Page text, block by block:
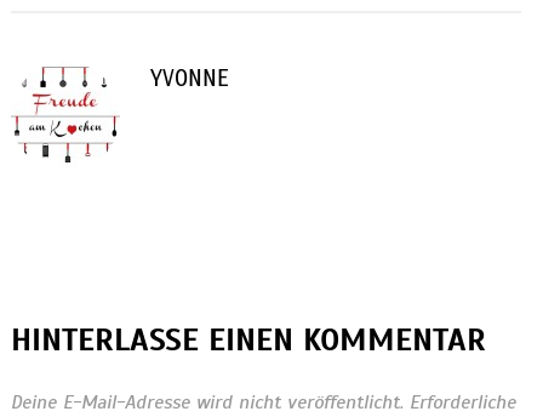
YVONNE
HINTERLASSE EINEN KOMMENTAR
Deine E-Mail-Adresse wird nicht veröffentlicht. Erforderliche